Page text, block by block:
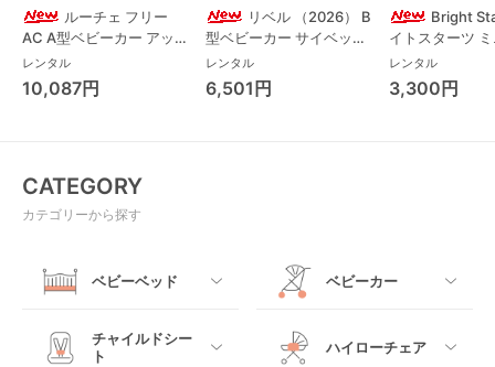
ルーチェ フリー
AC A型ベビーカー アッ
プリカ(Aprica) A型ベビ
ーカー アップリカ
(Aprica)
レンタル
10,087円
リベル （2026） B
型ベビーカー サイベック
ス(cybex)
レンタル
6,501円
Bright
イトスターツ
ス フォーエバ
レンド ジャン
パルー キッズ
レンタル
3,300円
CATEGORY
カテゴリーから探す
ベビーベッド
すべて
ベビーカー
すべて
チャイルドシー
ト
ハイローチェア